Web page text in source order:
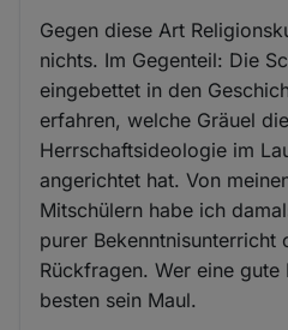
Gegen diese Art
nichts. Im Gegenteil: Die
eingebettet in den
erfahren, welche Gräuel
Herrschaftsideologie im
angerichtet hat. Von
Mitschülern habe ich
purer Bekenntnisunterricht
Rückfragen. Wer eine
besten sein Maul.